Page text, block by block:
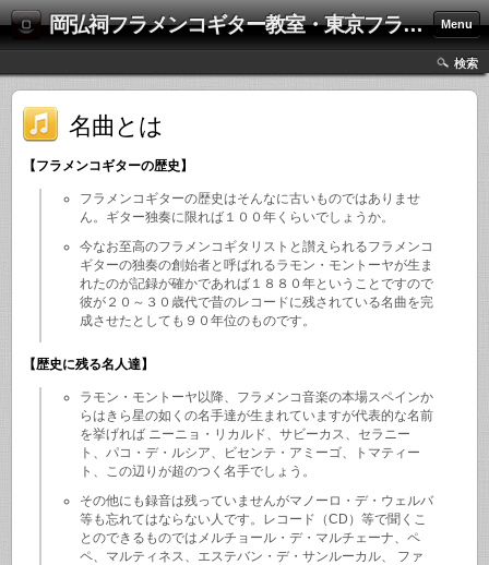
岡弘祠フラメンコギター教室・東京フラメンコギター研究会 Menu
検索
名曲とは
【フラメンコギターの歴史】
フラメンコギターの歴史はそんなに古いものではありませ
ん。ギター独奏に限れば１００年くらいでしょうか。
今なお至高のフラメンコギタリストと讃えられるフラメンコ
ギターの独奏の創始者と呼ばれるラモン・モントーヤが生ま
れたのが記録が確かであれば１８８０年ということですので
彼が２０～３０歳代で昔のレコードに残されている名曲を完
成させたとしても９０年位のものです。
【歴史に残る名人達】
ラモン・モントーヤ以降、フラメンコ音楽の本場スペインか
らはきら星の如くの名手達が生まれていますが代表的な名前
を挙げれば ニーニョ・リカルド、サビーカス、セラニー
ト、パコ・デ・ルシア、ビセンテ・アミーゴ、トマティー
ト、この辺りが超のつく名手でしょう。
その他にも録音は残っていませんがマノーロ・デ・ウェルバ
等も忘れてはならない人です。レコード（CD）等で聞くこ
とのできるものではメルチョール・デ・マルチェーナ、ペ
ペ、マルティネス、エステバン・デ・サンルーカル、 ファ